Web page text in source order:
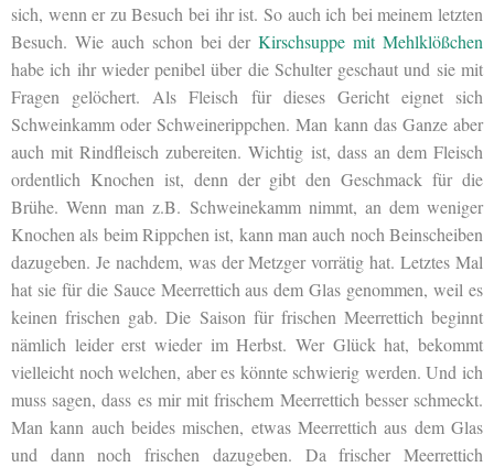
sich, wenn er zu Besuch bei ihr ist. So auch ich bei meinem letzten
Besuch. Wie auch schon bei derKirschsuppe mit Mehlklößchen
habe ich ihr wieder penibel über die Schulter geschaut und sie mit
Fragen gelöchert. Als Fleisch für dieses Gericht eignet sich
Schweinkamm oder Schweinerippchen. Man kann das Ganze aber
auch mit Rindfleisch zubereiten. Wichtig ist, dass an dem Fleisch
ordentlich Knochen ist, denn der gibt den Geschmack für die
Brühe. Wenn man z.B. Schweinekamm nimmt, an dem weniger
Knochen als beim Rippchen ist, kann man auch noch Beinscheiben
dazugeben. Je nachdem, was der Metzger vorrätig hat. Letztes Mal
hat sie für die Sauce Meerrettich aus dem Glas genommen, weil es
keinen frischen gab. Die Saison für frischen Meerrettich beginnt
nämlich leider erst wieder im Herbst. Wer Glück hat, bekommt
vielleicht noch welchen, aber es könnte schwierig werden. Und ich
muss sagen, dass es mir mit frischem Meerrettich besser schmeckt.
Man kann auch beides mischen, etwas Meerrettich aus dem Glas
und dann noch frischen dazugeben. Da frischer Meerrettich